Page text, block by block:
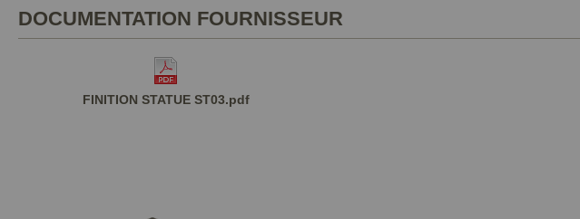
DOCUMENTATION FOURNISSEUR
FINITION STATUE ST03.pdf